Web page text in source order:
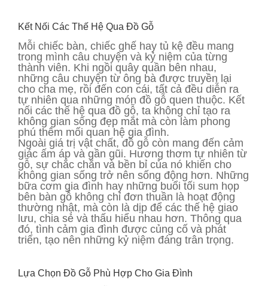
Kết Nối Các Thế Hệ Qua Đồ Gỗ
Mỗi chiếc bàn, chiếc ghế hay tủ kệ đều mang
trong mình câu chuyện và kỷ niệm của từng
thành viên. Khi ngồi quây quần bên nhau,
những câu chuyện từ ông bà được truyền lại
cho cha mẹ, rồi đến con cái, tất cả đều diễn ra
tự nhiên qua những món đồ gỗ quen thuộc. Kết
nối các thế hệ qua đồ gỗ, ta không chỉ tạo ra
không gian sống đẹp mắt mà còn làm phong
phú thêm mối quan hệ gia đình.
Ngoài giá trị vật chất, đồ gỗ còn mang đến cảm
giác ấm áp và gần gũi. Hương thơm tự nhiên từ
gỗ, sự chắc chắn và bền bỉ của nó khiến cho
không gian sống trở nên sống động hơn. Những
bữa cơm gia đình hay những buổi tối sum họp
bên bàn gỗ không chỉ đơn thuần là hoạt động
thường nhật, mà còn là dịp để các thế hệ giao
lưu, chia sẻ và thấu hiểu nhau hơn. Thông qua
đó, tình cảm gia đình được củng cố và phát
triển, tạo nên những kỷ niệm đáng trân trọng.
Lựa Chọn Đồ Gỗ Phù Hợp Cho Gia Đình